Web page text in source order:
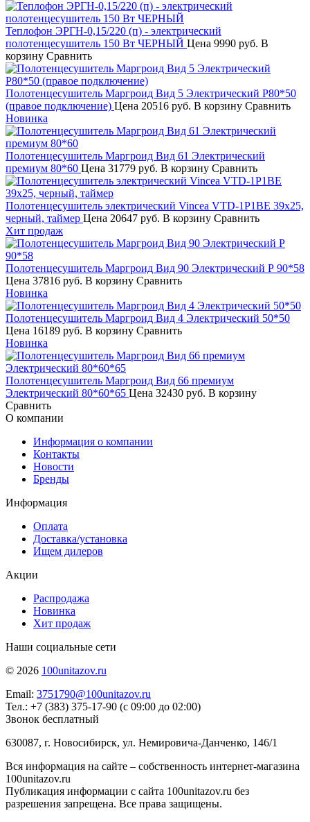
Теплофон ЭРГН-0,15/220 (п) - электрический
полотенцесушитель 150 Вт ЧЕРНЫЙ Цена 9990 руб. В
корзину Сравнить
Полотенцесушитель Маргроид Вид 5 Электрический Р80*50
(правое подключение) Цена 20516 руб. В корзину Сравнить
Новинка
Полотенцесушитель Маргроид Вид 61 Электрический
премиум 80*60 Цена 31779 руб. В корзину Сравнить
Полотенцесушитель электрический Vincea VTD-1P1BE 39x25,
черный, таймер Цена 20647 руб. В корзину Сравнить
Хит продаж
Полотенцесушитель Маргроид Вид 90 Электрический Р 90*58
Цена 37816 руб. В корзину Сравнить
Новинка
Полотенцесушитель Маргроид Вид 4 Электрический 50*50
Цена 16189 руб. В корзину Сравнить
Новинка
Полотенцесушитель Маргроид Вид 66 премиум
Электрический 80*60*65 Цена 32430 руб. В корзину
Сравнить
О компании
Информация о компании
Контакты
Новости
Бренды
Информация
Оплата
Доставка/установка
Ищем дилеров
Акции
Распродажа
Новинка
Хит продаж
Наши социальные сети
© 2026 100unitazov.ru
Email: 3751790@100unitazov.ru
Тел.: +7 (383) 375-17-90 (с 09:00 до 02:00)
Звонок бесплатный
630087, г. Новосибирск, ул. Немировича-Данченко, 146/1
Вся информация на сайте – собственность интернет-магазина
100unitazov.ru
Публикация информации с сайта 100unitazov.ru без
разрешения запрещена. Все права защищены.